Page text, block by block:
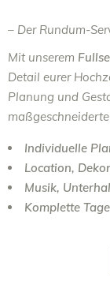
– Der Rundum-
Mit unserem
Detail eurer
Planung und
Individuelle
Location,
Musik,
Komplette